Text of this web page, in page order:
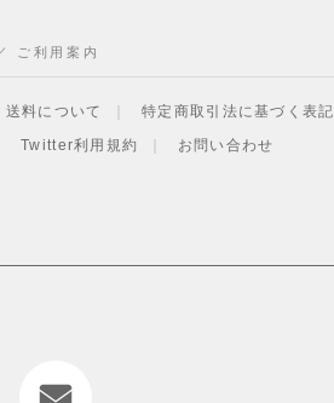
ご利用案内
送料について
特定商取引法に基づく表記
Twitter利用規約 お問い合わせ